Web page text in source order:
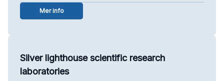
Mer info
Silver lighthouse scientific research
laboratories